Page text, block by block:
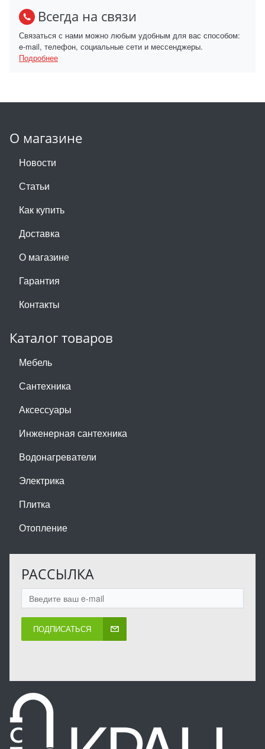
Всегда на связи
Связаться с нами можно любым удобным для вас способом:
e-mail, телефон, социальные сети и мессенджеры.
Подробнее
О магазине
Новости
Статьи
Как купить
Доставка
О магазине
Гарантия
Контакты
Каталог товаров
Мебель
Сантехника
Аксессуары
Инженерная сантехника
Водонагреватели
Электрика
Плитка
Отопление
РАССЫЛКА
ПОДПИСАТЬСЯ